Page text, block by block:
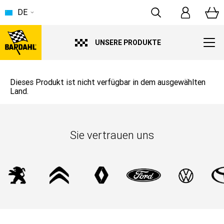
UNSERE PRODUKTE
DE
Dieses Produkt ist nicht verfügbar in dem ausgewählten
Land.
Sie vertrauen uns